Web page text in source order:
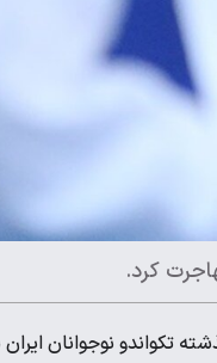
کرد.
تکواندو نوجوانان